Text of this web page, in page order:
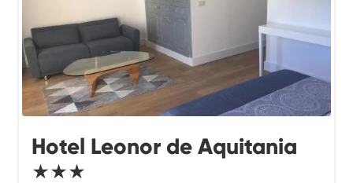
Hotel Leonor de Aquitania
★★★